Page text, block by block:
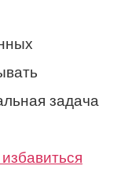
задача